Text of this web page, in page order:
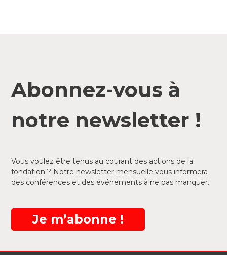
Abonnez-vous à
notre newsletter !
Vous voulez être tenus au courant des actions de la
fondation ? Notre newsletter mensuelle vous informera
des conférences et des événements à ne pas manquer.
Je m’abonne !